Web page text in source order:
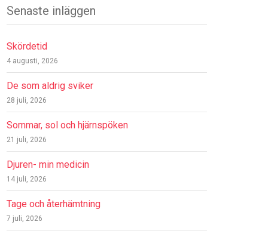
Senaste inläggen
Skördetid
4 augusti, 2026
De som aldrig sviker
28 juli, 2026
Sommar, sol och hjärnspöken
21 juli, 2026
Djuren- min medicin
14 juli, 2026
Tage och återhämtning
7 juli, 2026